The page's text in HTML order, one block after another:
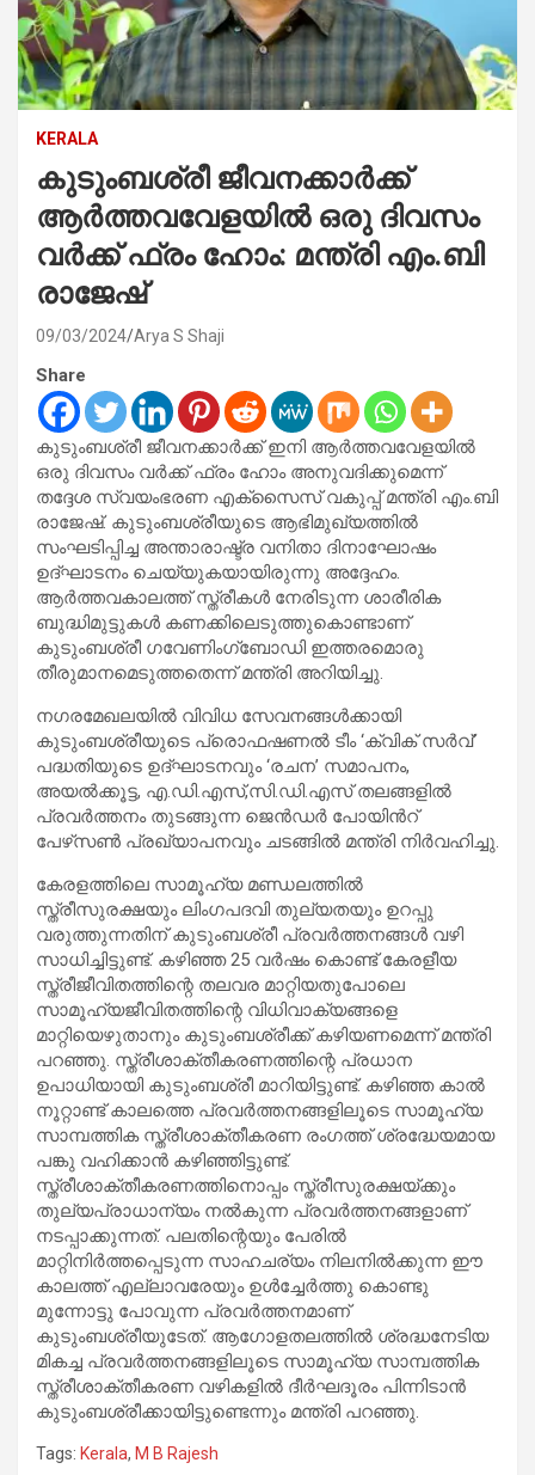
KERALA
കുടുംബശ്രീ ജീവനക്കാർക്ക്
ആർത്തവവേളയിൽ ഒരു ദിവസം
വർക്ക് ഫ്രം ഹോം: മന്ത്രി എം.ബി
രാജേഷ്
09/03/2024 Arya S Shaji
Share
കുടുംബശ്രീ ജീവനക്കാർക്ക് ഇനി ആർത്തവവേളയിൽ
ഒരു ദിവസം വർക്ക് ഫ്രം ഹോം അനുവദിക്കുമെന്ന്
തദ്ദേശ സ്വയംഭരണ എക്‌സൈസ് വകുപ്പ് മന്ത്രി എം.ബി
രാജേഷ്. കുടുംബശ്രീയുടെ ആഭിമുഖ്യത്തിൽ
സംഘടിപ്പിച്ച അന്താരാഷ്ട്ര വനിതാ ദിനാഘോഷം
ഉദ്ഘാടനം ചെയ്യുകയായിരുന്നു അദ്ദേഹം.
ആർത്തവകാലത്ത് സ്ത്രീകൾ നേരിടുന്ന ശാരീരിക
ബുദ്ധിമുട്ടുകൾ കണക്കിലെടുത്തുകൊണ്ടാണ്
കുടുംബശ്രീ ഗവേണിംഗ്‌ബോഡി ഇത്തരമൊരു
തീരുമാനമെടുത്തതെന്ന് മന്ത്രി അറിയിച്ചു.
നഗരമേഖലയിൽ വിവിധ സേവനങ്ങൾക്കായി
കുടുംബശ്രീയുടെ പ്രൊഫഷണൽ ടീം ‘ക്വിക് സർവ്’
പദ്ധതിയുടെ ഉദ്ഘാടനവും ‘രചന’ സമാപനം,
അയൽക്കൂട്ട, എ.ഡി.എസ്,സി.ഡി.എസ് തലങ്ങളിൽ
പ്രവർത്തനം തുടങ്ങുന്ന ജെൻഡർ പോയിൻറ്
പേഴ്‌സൺ പ്രഖ്യാപനവും ചടങ്ങിൽ മന്ത്രി നിർവഹിച്ചു.
കേരളത്തിലെ സാമൂഹ്യ മണ്ഡലത്തിൽ
സ്ത്രീസുരക്ഷയും ലിംഗപദവി തുല്യതയും ഉറപ്പു
വരുത്തുന്നതിന് കുടുംബശ്രീ പ്രവർത്തനങ്ങൾ വഴി
സാധിച്ചിട്ടുണ്ട്. കഴിഞ്ഞ 25 വർഷം കൊണ്ട് കേരളീയ
സ്ത്രീജീവിതത്തിന്റെ തലവര മാറ്റിയതുപോലെ
സാമൂഹ്യജീവിതത്തിന്റെ വിധിവാക്യങ്ങളെ
മാറ്റിയെഴുതാനും കുടുംബശ്രീക്ക് കഴിയണമെന്ന് മന്ത്രി
പറഞ്ഞു. സ്ത്രീശാക്തീകരണത്തിന്റെ പ്രധാന
ഉപാധിയായി കുടുംബശ്രീ മാറിയിട്ടുണ്ട്. കഴിഞ്ഞ കാൽ
നൂറ്റാണ്ട് കാലത്തെ പ്രവർത്തനങ്ങളിലൂടെ സാമൂഹ്യ
സാമ്പത്തിക സ്ത്രീശാക്തീകരണ രംഗത്ത് ശ്രദ്ധേയമായ
പങ്കു വഹിക്കാൻ കഴിഞ്ഞിട്ടുണ്ട്.
സ്ത്രീശാക്തീകരണത്തിനൊപ്പം സ്ത്രീസുരക്ഷയ്ക്കും
തുല്യപ്രാധാന്യം നൽകുന്ന പ്രവർത്തനങ്ങളാണ്
നടപ്പാക്കുന്നത്. പലതിന്റെയും പേരിൽ
മാറ്റിനിർത്തപ്പെടുന്ന സാഹചര്യം നിലനിൽക്കുന്ന ഈ
കാലത്ത് എല്ലാവരേയും ഉൾച്ചേർത്തു കൊണ്ടു
മുന്നോട്ടു പോവുന്ന പ്രവർത്തനമാണ്
കുടുംബശ്രീയുടേത്. ആഗോളതലത്തിൽ ശ്രദ്ധനേടിയ
മികച്ച പ്രവർത്തനങ്ങളിലൂടെ സാമൂഹ്യ സാമ്പത്തിക
സ്ത്രീശാക്തീകരണ വഴികളിൽ ദീർഘദൂരം പിന്നിടാൻ
കുടുംബശ്രീക്കായിട്ടുണ്ടെന്നും മന്ത്രി പറഞ്ഞു.
Tags: Kerala, M B Rajesh